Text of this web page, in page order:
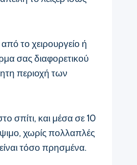
το χειρουργείο ή
σας διαφορετικού
περιοχή των
σπίτι, και μέσα σε 10
χωρίς πολλαπλές
τόσο πρησμένα.